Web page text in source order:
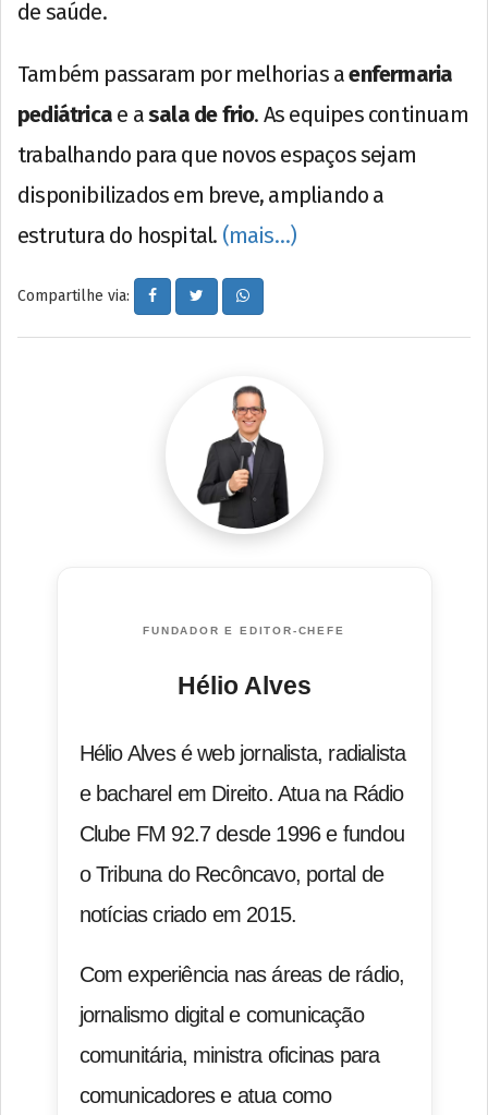
de saúde.
Também passaram por melhorias aenfermaria
pediátrica e asala de frio. As equipes continuam
trabalhando para que novos espaços sejam
disponibilizados em breve, ampliando a
estrutura do hospital. (mais…)
Compartilhe via:
FUNDADOR E EDITOR-CHEFE
Hélio Alves
Hélio Alves é web jornalista, radialista
e bacharel em Direito. Atua na Rádio
Clube FM 92.7 desde 1996 e fundou
o Tribuna do Recôncavo, portal de
notícias criado em 2015.
Com experiência nas áreas de rádio,
jornalismo digital e comunicação
comunitária, ministra oficinas para
comunicadores e atua como